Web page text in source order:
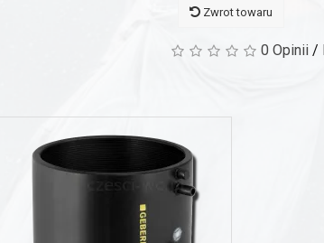
Zwrot towaru
0 Opinii /